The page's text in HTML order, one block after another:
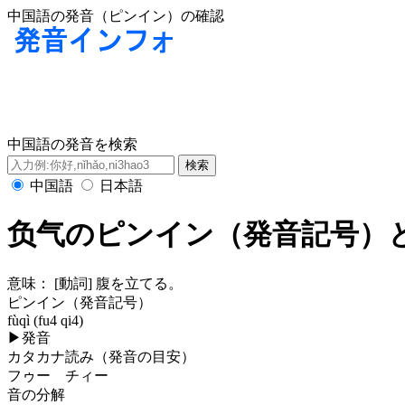
中国語の発音（ピンイン）の確認
中国語の発音を検索
中国語 日本語
负气のピンイン（発音記号）
意味：
[動詞] 腹を立てる。
ピンイン（発音記号）
fùqì (fu4 qi4)
▶発音
カタカナ読み（発音の目安）
フゥー チィー
音の分解